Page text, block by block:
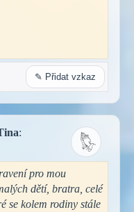
✎ Přidat vzkaz
:
pro mou
dětí, bratra, celé
se kolem rodiny stále